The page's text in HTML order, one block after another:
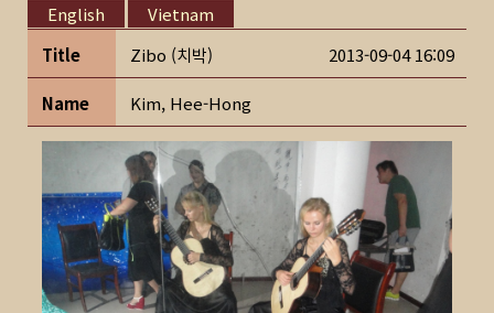
English
Vietnam
Title
Zibo (치박) 2013-09-04 16:09
Name Kim, Hee-Hong